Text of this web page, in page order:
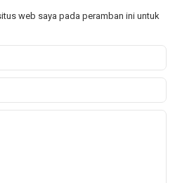
web saya pada peramban ini untuk